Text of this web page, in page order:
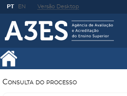
PT EN Versão Desktop
Consulta do processo